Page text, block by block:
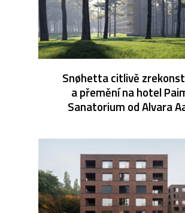
Snøhetta citlivě
a přemění na hotel
Sanatorium od Alvara